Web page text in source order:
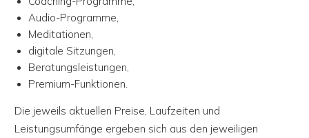
Audio-Programme,
Meditationen,
digitale Sitzungen,
Beratungsleistungen,
Premium-Funktionen.
Die jeweils aktuellen Preise, Laufzeiten und
Leistungsumfänge ergeben sich aus den jeweiligen